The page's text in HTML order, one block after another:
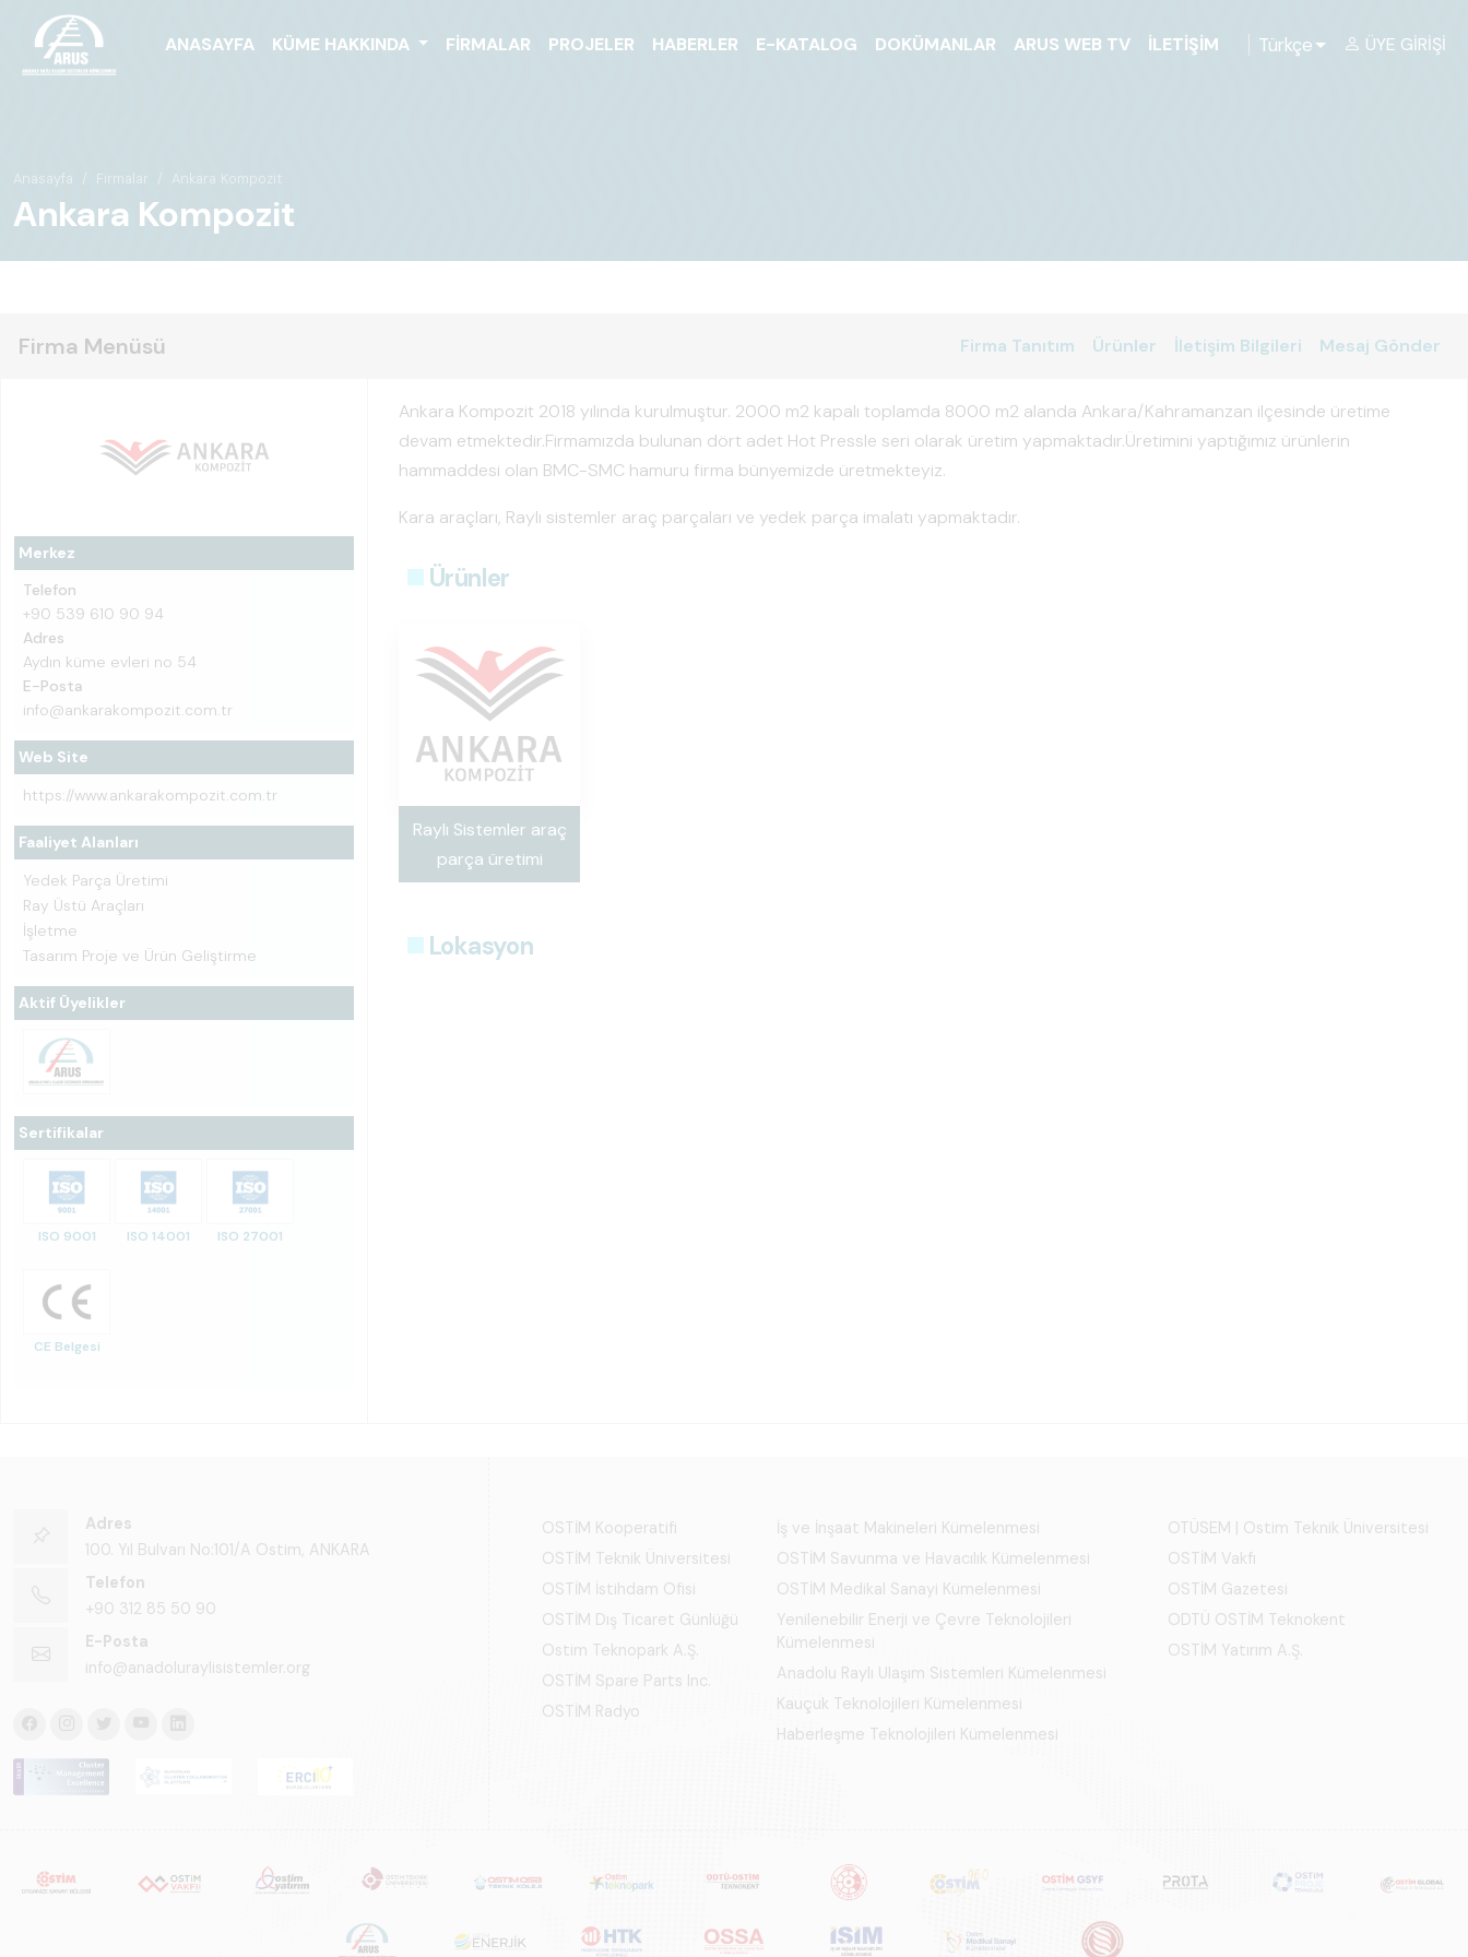
ANASAYFA KÜME HAKKINDA FIRMALAR PROJELER HABERLER E-KATALOG DOKÜMANLAR ARUS WEB TV İLETIŞIM Türkçe ÜYE GIRIŞI
Anasayfa Firmalar Ankara Kompozit
Ankara Kompozit
Firma Menüsü Firma Tanıtım Ürünler İletişim Bilgileri Mesaj Gönder
Merkez
Telefon
+90 539 610 90 94
Adres
Aydın küme evleri no 54
E-Posta
info@ankarakompozit.com.tr
Web Site
https://www.ankarakompozit.com.tr
Faaliyet Alanları
Yedek Parça Üretimi
Ray Üstü Araçları
İşletme
Tasarım Proje ve Ürün Geliştirme
Aktif Üyelikler
Sertifikalar
ISO 9001 ISO 14001 ISO 27001
CE Belgesi
Ankara Kompozit 2018 yılında kurulmuştur. 2000 m2 kapalı toplamda 8000 m2 alanda Ankara/Kahramanzan ilçesinde üretime
devam etmektedir.Firmamızda bulunan dört adet Hot Pressle seri olarak üretim yapmaktadır.Üretimini yaptığımız ürünlerin
hammaddesi olan BMC-SMC hamuru firma bünyemizde üretmekteyiz.
Kara araçları, Raylı sistemler araç parçaları ve yedek parça imalatı yapmaktadır.
Ürünler
Raylı Sistemler araç
parça üretimi
Lokasyon
Adres
100. Yıl Bulvarı No:101/A Ostim, ANKARA
Telefon
+90 312 85 50 90
E-Posta
info@anadoluraylisistemler.org
OSTİM Kooperatifi
OSTİM Teknik Üniversitesi
OSTİM İstihdam Ofisi
OSTİM Dış Ticaret Günlüğü
Ostim Teknopark A.Ş.
OSTİM Spare Parts Inc.
OSTİM Radyo
İş ve İnşaat Makineleri Kümelenmesi
OSTİM Savunma ve Havacılık Kümelenmesi
OSTİM Medikal Sanayi Kümelenmesi
Yenilenebilir Enerji ve Çevre Teknolojileri
Kümelenmesi
Anadolu Raylı Ulaşım Sistemleri Kümelenmesi
Kauçuk Teknolojileri Kümelenmesi
Haberleşme Teknolojileri Kümelenmesi
OTÜSEM | Ostim Teknik Üniversitesi
OSTİM Vakfı
OSTİM Gazetesi
ODTÜ OSTİM Teknokent
OSTİM Yatırım A.Ş.